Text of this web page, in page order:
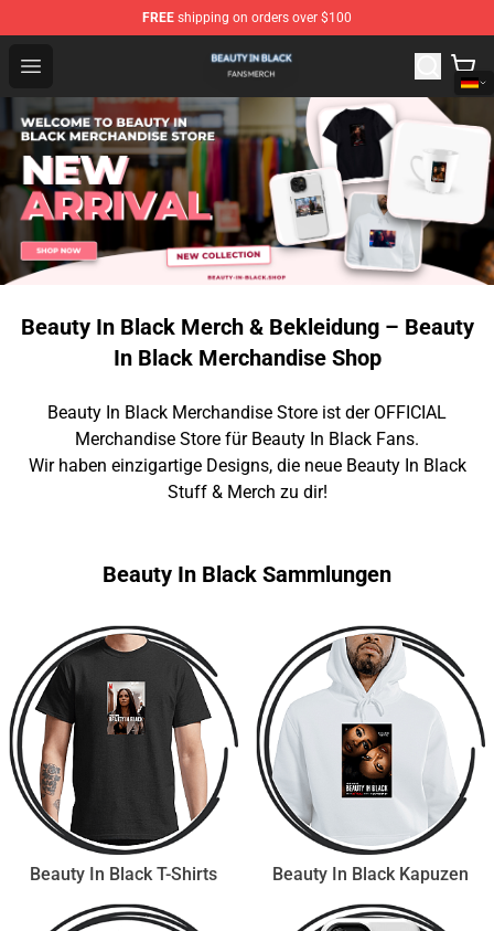
FREE shipping on orders over $100
Open menu
Beauty In Black Shop - Official Beauty In Black
Beauty In Black Merch & Bekleidung – Beauty
In Black Merchandise Shop
Beauty In Black Merchandise Store ist der OFFICIAL
Merchandise Store für Beauty In Black Fans.
Wir haben einzigartige Designs, die neue Beauty In Black
Stuff & Merch zu dir!
Beauty In Black Sammlungen
Beauty In Black T-Shirts Beauty In Black Kapuzen